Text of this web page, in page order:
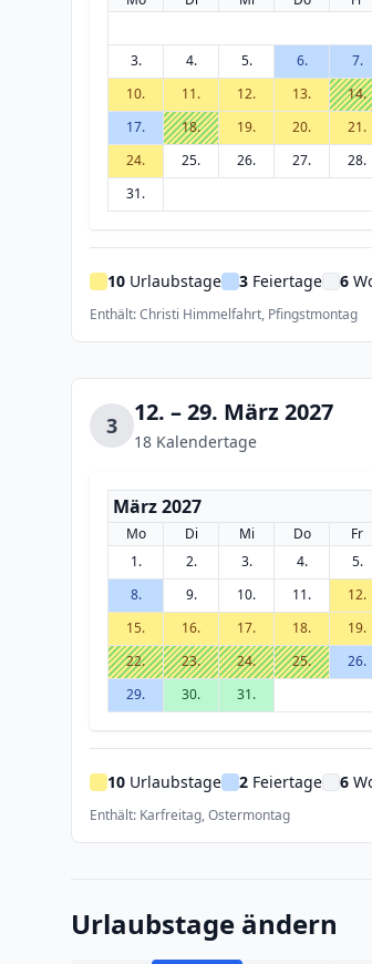
3.
4. 5. 6. 7.
10.
11. 12. 13. 14.
17.
18. 19. 20. 21.
24.
25. 26. 27. 28.
31.
10 Urlaubstage 3 Feiertage 6
Enthält: Christi Himmelfahrt, Pfingstmontag
3 12. – 29. März 2027
18 Kalendertage
März 2027
Mo Di Mi Do Fr
1.
2. 3. 4. 5.
8.
9. 10. 11. 12.
15.
16. 17. 18. 19.
22.
23. 24. 25. 26.
29.
30. 31.
10 Urlaubstage 2 Feiertage 6
Enthält: Karfreitag, Ostermontag
Urlaubstage ändern